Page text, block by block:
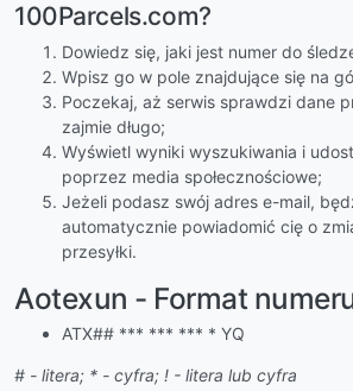
100Parcels.com?
Dowiedz się, jaki jest numer do
Wpisz go w pole znajdujące się na
Poczekaj, aż serwis sprawdzi dane
zajmie długo;
Wyświetl wyniki wyszukiwania i
poprzez media społecznościowe;
Jeżeli podasz swój adres e-mail,
automatycznie powiadomić cię o
przesyłki.
Aotexun - Format
ATX## *** *** *** * YQ
# - litera; * - cyfra; ! - litera lub cyfra